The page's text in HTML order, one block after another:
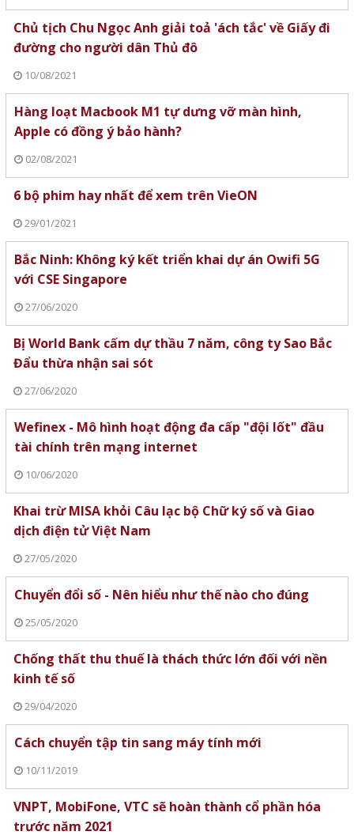
Chủ tịch Chu Ngọc Anh giải toả 'ách tắc' về Giấy đi
đường cho người dân Thủ đô
10/08/2021
Hàng loạt Macbook M1 tự dưng vỡ màn hình,
Apple có đồng ý bảo hành?
02/08/2021
6 bộ phim hay nhất để xem trên VieON
29/01/2021
Bắc Ninh: Không ký kết triển khai dự án Owifi 5G
với CSE Singapore
27/06/2020
Bị World Bank cấm dự thầu 7 năm, công ty Sao Bắc
Đẩu thừa nhận sai sót
27/06/2020
Wefinex - Mô hình hoạt động đa cấp "đội lốt" đầu
tài chính trên mạng internet
10/06/2020
Khai trừ MISA khỏi Câu lạc bộ Chữ ký số và Giao
dịch điện tử Việt Nam
27/05/2020
Chuyển đổi số - Nên hiểu như thế nào cho đúng
25/05/2020
Chống thất thu thuế là thách thức lớn đối với nền
kinh tế số
29/04/2020
Cách chuyển tập tin sang máy tính mới
10/11/2019
VNPT, MobiFone, VTC sẽ hoàn thành cổ phần hóa
trước năm 2021